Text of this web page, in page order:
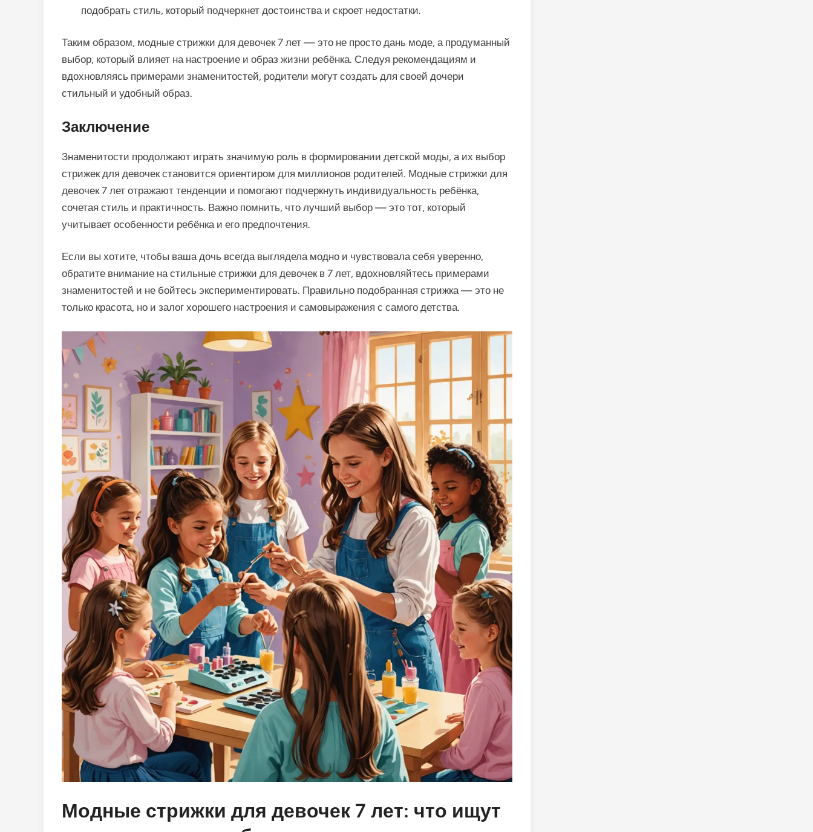
подобрать стиль, который подчеркнет достоинства и скроет недостатки.
Таким образом, модные стрижки для девочек 7 лет — это не просто дань моде, а продуманный
выбор, который влияет на настроение и образ жизни ребёнка. Следуя рекомендациям и
вдохновляясь примерами знаменитостей, родители могут создать для своей дочери
стильный и удобный образ.
Заключение
Знаменитости продолжают играть значимую роль в формировании детской моды, а их выбор
стрижек для девочек становится ориентиром для миллионов родителей. Модные стрижки для
девочек 7 лет отражают тенденции и помогают подчеркнуть индивидуальность ребёнка,
сочетая стиль и практичность. Важно помнить, что лучший выбор — это тот, который
учитывает особенности ребёнка и его предпочтения.
Если вы хотите, чтобы ваша дочь всегда выглядела модно и чувствовала себя уверенно,
обратите внимание на стильные стрижки для девочек в 7 лет, вдохновляйтесь примерами
знаменитостей и не бойтесь экспериментировать. Правильно подобранная стрижка — это не
только красота, но и залог хорошего настроения и самовыражения с самого детства.
Модные стрижки для девочек 7 лет: что ищут